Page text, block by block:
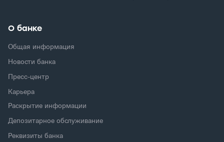
О банке
Общая информация
Новости банка
Пресс-центр
Карьера
Раскрытие информации
Депозитарное обслуживание
Реквизиты банка